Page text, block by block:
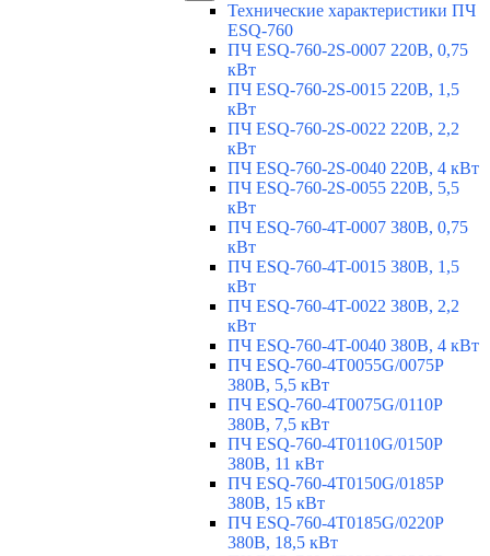
Технические характеристики ПЧ
ESQ-760
ПЧ ESQ-760-2S-0007 220В, 0,75
кВт
ПЧ ESQ-760-2S-0015 220В, 1,5
кВт
ПЧ ESQ-760-2S-0022 220В, 2,2
кВт
ПЧ ESQ-760-2S-0040 220В, 4 кВт
ПЧ ESQ-760-2S-0055 220В, 5,5
кВт
ПЧ ESQ-760-4T-0007 380В, 0,75
кВт
ПЧ ESQ-760-4T-0015 380В, 1,5
кВт
ПЧ ESQ-760-4T-0022 380В, 2,2
кВт
ПЧ ESQ-760-4T-0040 380В, 4 кВт
ПЧ ESQ-760-4T0055G/0075P
380В, 5,5 кВт
ПЧ ESQ-760-4T0075G/0110P
380В, 7,5 кВт
ПЧ ESQ-760-4T0110G/0150P
380В, 11 кВт
ПЧ ESQ-760-4T0150G/0185P
380В, 15 кВт
ПЧ ESQ-760-4T0185G/0220P
380В, 18,5 кВт